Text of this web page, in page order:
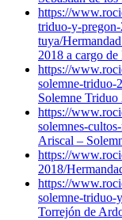
https://
triduo-y-pregon-
tuya/
2018 a cargo
https://
solemne-triduo-
Solemne Triduo
https://
solemnes-
Ariscal –
https://
2018/
https://
solemne-triduo-
Torrejón de